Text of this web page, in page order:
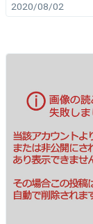
2020/08/02